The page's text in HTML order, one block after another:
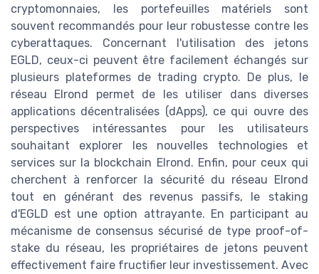
cryptomonnaies, les portefeuilles matériels sont
souvent recommandés pour leur robustesse contre les
cyberattaques. Concernant l'utilisation des jetons
EGLD, ceux-ci peuvent être facilement échangés sur
plusieurs plateformes de trading crypto. De plus, le
réseau Elrond permet de les utiliser dans diverses
applications décentralisées (dApps), ce qui ouvre des
perspectives intéressantes pour les utilisateurs
souhaitant explorer les nouvelles technologies et
services sur la blockchain Elrond. Enfin, pour ceux qui
cherchent à renforcer la sécurité du réseau Elrond
tout en générant des revenus passifs, le staking
d'EGLD est une option attrayante. En participant au
mécanisme de consensus sécurisé de type proof-of-
stake du réseau, les propriétaires de jetons peuvent
effectivement faire fructifier leur investissement. Avec